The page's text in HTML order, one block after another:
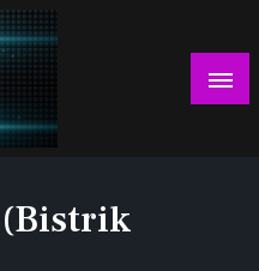
(Bistrik